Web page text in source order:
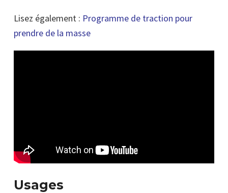
Lisez également : Programme de traction pour
prendre de la masse
Usages